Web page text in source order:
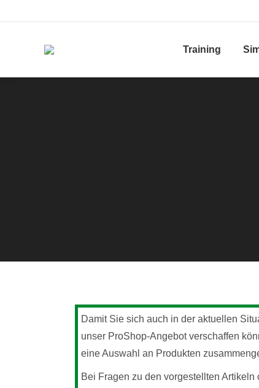
Training
Damit Sie sich auch in der aktuellen
unser ProShop-Angebot verschaffen
eine Auswahl an Produkten
Bei Fragen zu den vorgestellten